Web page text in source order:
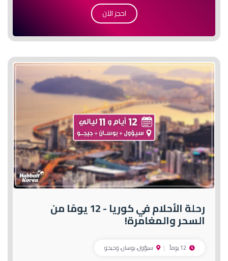
احجز الآن
رحلة الأحلام في كوريا - 12 يومًا من
السحر والمغامرة!
سيؤول، بوسان، وجيجو